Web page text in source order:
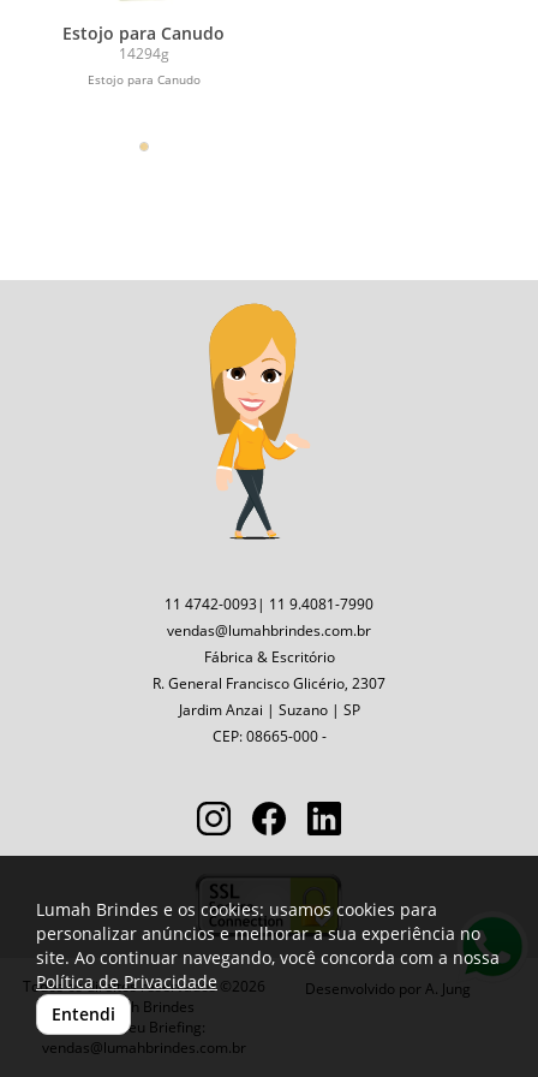
Estojo para Canudo
14294g
Estojo para Canudo
11 4742-0093| 11 9.4081-7990
vendas@lumahbrindes.com.br
Fábrica & Escritório
R. General Francisco Glicério, 2307
Jardim Anzai | Suzano | SP
CEP: 08665-000 -
Todos os direitos reservados ©2026
Lumah Brindes
Envie seu Briefing:
vendas@lumahbrindes.com.br
Desenvolvido por A. Jung
Lumah Brindes e os cookies: usamos cookies para
personalizar anúncios e melhorar a sua experiência no
site. Ao continuar navegando, você concorda com a nossa
Política de Privacidade
Entendi